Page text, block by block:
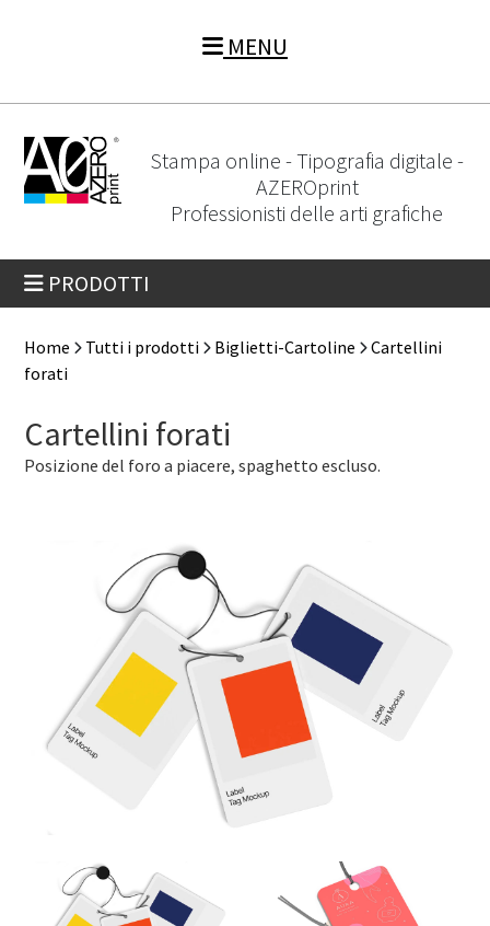
MENU
Stampa online - Tipografia digitale -
AZEROprint
Professionisti delle arti grafiche
PRODOTTI
Home Tutti i prodotti Biglietti-Cartoline
Cartellini
forati
Cartellini forati
Posizione del foro a piacere, spaghetto escluso.